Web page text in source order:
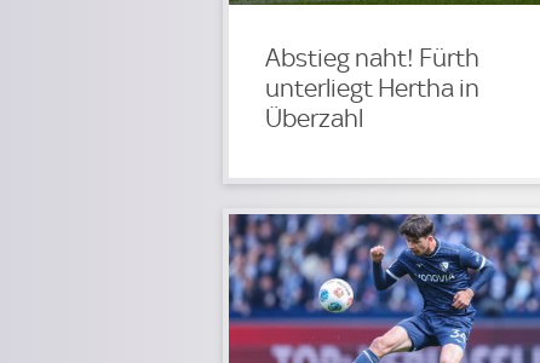
Abstieg naht! Fürth
unterliegt Hertha in
Überzahl